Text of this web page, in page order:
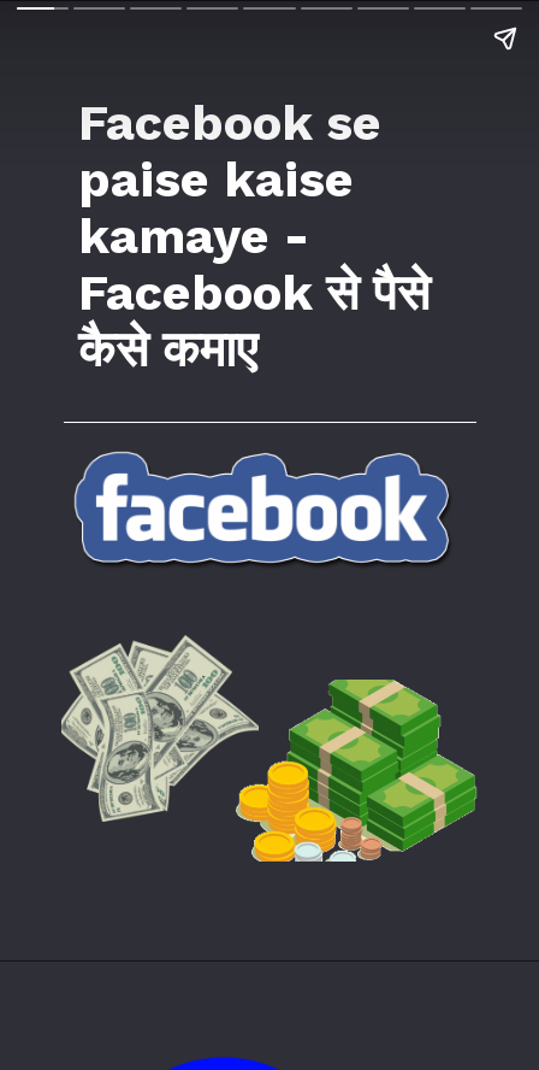
Facebook se
paise kaise
kamaye -
Facebook से पैसे
कैसे कमाए